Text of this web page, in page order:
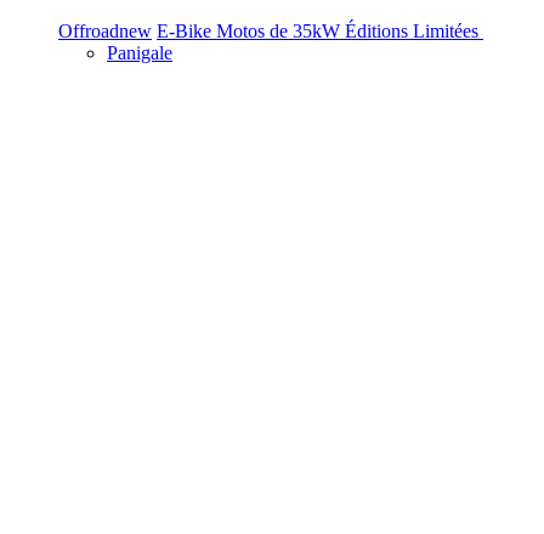
Offroadnew E-Bike Motos de 35kW Éditions Limitées
Panigale